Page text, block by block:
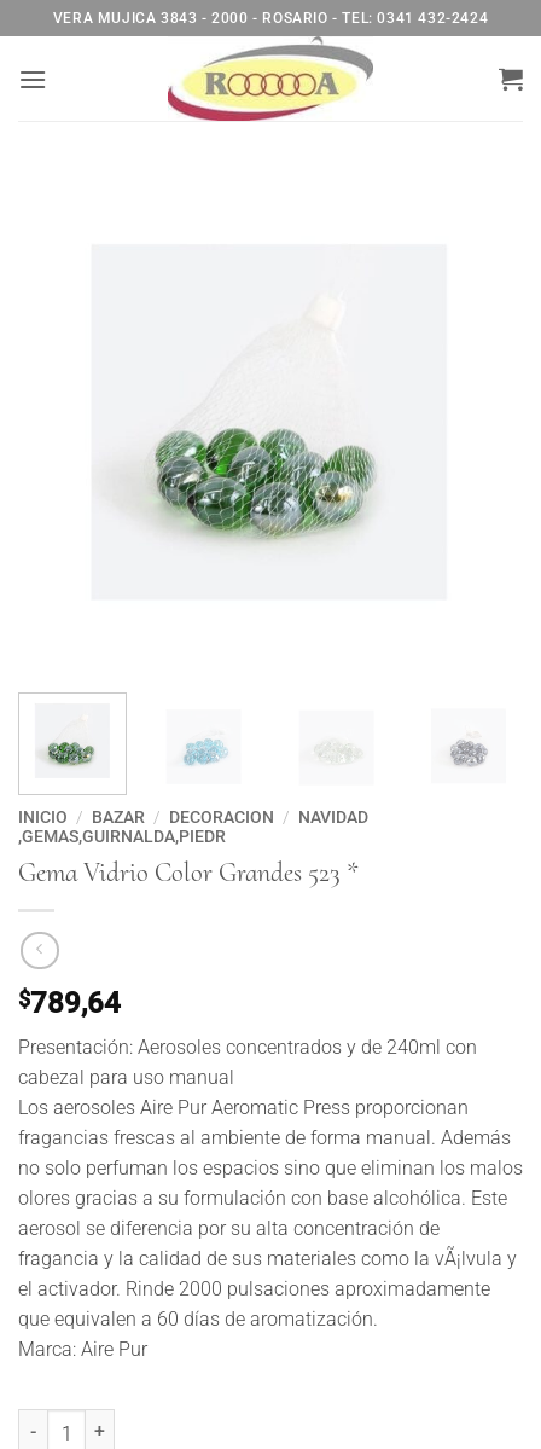
al
contenido
VERA MUJICA 3843 - 2000 - ROSARIO - TEL: 0341 432-2424
INICIO / BAZAR / DECORACION / NAVIDAD
,GEMAS,GUIRNALDA,PIEDR
Gema Vidrio Color Grandes 523 *
$789,64
Presentación: Aerosoles concentrados y de 240ml con
cabezal para uso manual
Los aerosoles Aire Pur Aeromatic Press proporcionan
fragancias frescas al ambiente de forma manual. Además
no solo perfuman los espacios sino que eliminan los malos
olores gracias a su formulación con base alcohólica. Este
aerosol se diferencia por su alta concentración de
fragancia y la calidad de sus materiales como la vÃ¡lvula y
el activador. Rinde 2000 pulsaciones aproximadamente
que equivalen a 60 días de aromatización.
Marca: Aire Pur